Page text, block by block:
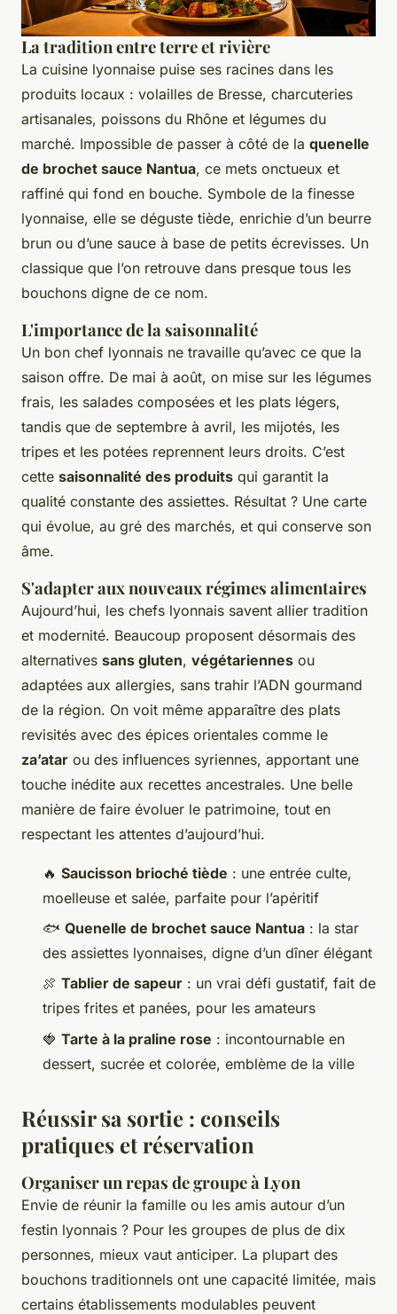
La tradition entre terre et rivière
La cuisine lyonnaise puise ses racines dans les
produits locaux : volailles de Bresse, charcuteries
artisanales, poissons du Rhône et légumes du
marché. Impossible de passer à côté de la quenelle
de brochet sauce Nantua, ce mets onctueux et
raffiné qui fond en bouche. Symbole de la finesse
lyonnaise, elle se déguste tiède, enrichie d’un beurre
brun ou d’une sauce à base de petits écrevisses. Un
classique que l’on retrouve dans presque tous les
bouchons digne de ce nom.
L'importance de la saisonnalité
Un bon chef lyonnais ne travaille qu’avec ce que la
saison offre. De mai à août, on mise sur les légumes
frais, les salades composées et les plats légers,
tandis que de septembre à avril, les mijotés, les
tripes et les potées reprennent leurs droits. C’est
cette saisonnalité des produits qui garantit la
qualité constante des assiettes. Résultat ? Une carte
qui évolue, au gré des marchés, et qui conserve son
âme.
S'adapter aux nouveaux régimes alimentaires
Aujourd’hui, les chefs lyonnais savent allier tradition
et modernité. Beaucoup proposent désormais des
alternatives sans gluten, végétariennes ou
adaptées aux allergies, sans trahir l’ADN gourmand
de la région. On voit même apparaître des plats
revisités avec des épices orientales comme le
za’atar ou des influences syriennes, apportant une
touche inédite aux recettes ancestrales. Une belle
manière de faire évoluer le patrimoine, tout en
respectant les attentes d’aujourd’hui.
🔥 Saucisson brioché tiède : une entrée culte,
moelleuse et salée, parfaite pour l’apéritif
🐟 Quenelle de brochet sauce Nantua : la star
des assiettes lyonnaises, digne d’un dîner élégant
🍖 Tablier de sapeur : un vrai défi gustatif, fait de
tripes frites et panées, pour les amateurs
🍓 Tarte à la praline rose : incontournable en
dessert, sucrée et colorée, emblème de la ville
Réussir sa sortie : conseils
pratiques et réservation
Organiser un repas de groupe à Lyon
Envie de réunir la famille ou les amis autour d’un
festin lyonnais ? Pour les groupes de plus de dix
personnes, mieux vaut anticiper. La plupart des
bouchons traditionnels ont une capacité limitée, mais
certains établissements modulables peuvent